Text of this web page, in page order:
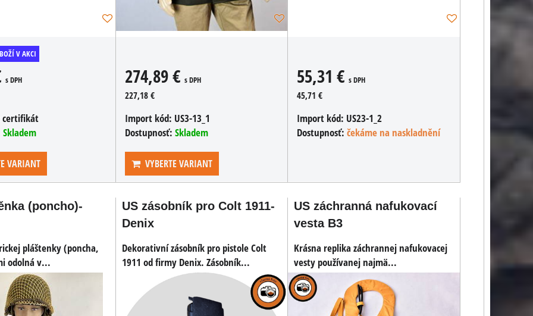
V AKCI
s DPH
certifikát
Skladem
VARIANT
274,89 € s DPH
227,18 €
Import kód: US3-13_1
Dostupnosť: Skladem
VYBERTE VARIANT
55,31 €s DPH
45,71 €
Import kód: US23-1_2
Dostupnosť:čekáme na naskladnění
(poncho)-
pláštenky (poncha,
odolná v...
US zásobník pro Colt 1911-
Denix
Dekorativní zásobník pro pistole Colt
1911 od firmy Denix. Zásobník...
US záchranná nafukovací
vesta B3
Krásna replika záchrannej nafukovacej
vesty používanej najmä...